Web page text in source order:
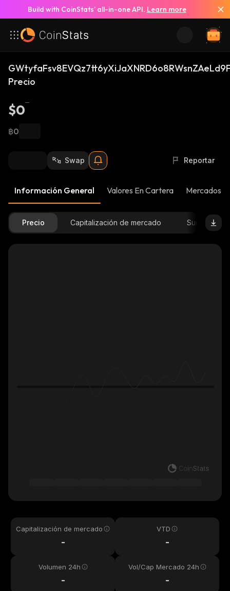
Build with CoinStats’ all-in-one API. Learn more
Precio
$0
฿0
Swap Reportar
Información General Valores En Cartera Mercados
Precio Capitalización de mercado Suministro
Capitalización de mercado
-
VTD
-
Volumen 24h
-
Vol/Cap Mercado 24h
-